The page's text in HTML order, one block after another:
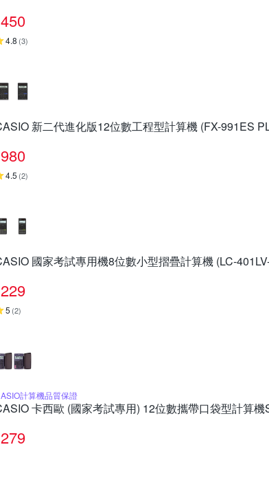
450
4.8 (3)
新二代進化版12位數工程型計算機 (FX-991ES
980
4.5 (2)
國家考試專用機8位數小型摺疊計算機 (LC-
229
5 (2)
計算機品質保證
卡西歐 (國家考試專用) 12位數攜帶口袋型計算機
279